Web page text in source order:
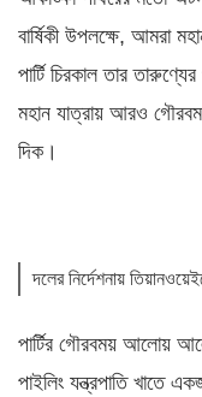
বার্ষিকী উপলক্ষে, আমরা
পার্টি চিরকাল তার
মহান যাত্রায় আরও
দিক।
দলের নির্দেশনায়
পার্টির গৌরবময় আলোয়
পাইলিং যন্ত্রপাতি খাতে